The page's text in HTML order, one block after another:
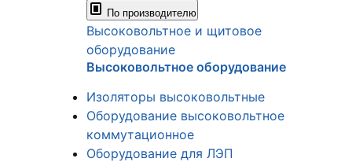
По производителю
Высоковольтное и щитовое
оборудование
Высоковольтное оборудование
Изоляторы высоковольтные
Оборудование высоковольтное
коммутационное
Оборудование для ЛЭП